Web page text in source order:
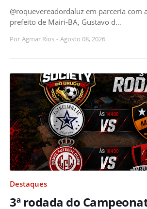
@roquevereadordaluz em parceria com
prefeito de Mairi-BA, Gustavo d…
Por Agmar Rios - Agosto 08, 2026
Destaques
3ª rodada do